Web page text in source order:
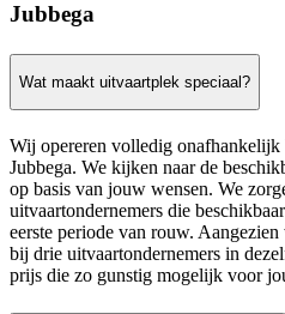
Jubbega
Wat maakt uitvaartplek speciaal?
Wij opereren volledig
Jubbega. We kijken naar de
op basis van jouw wensen. We
uitvaartondernemers die
eerste periode van rouw.
bij drie uitvaartondernemers in
prijs die zo gunstig mogelijk voor